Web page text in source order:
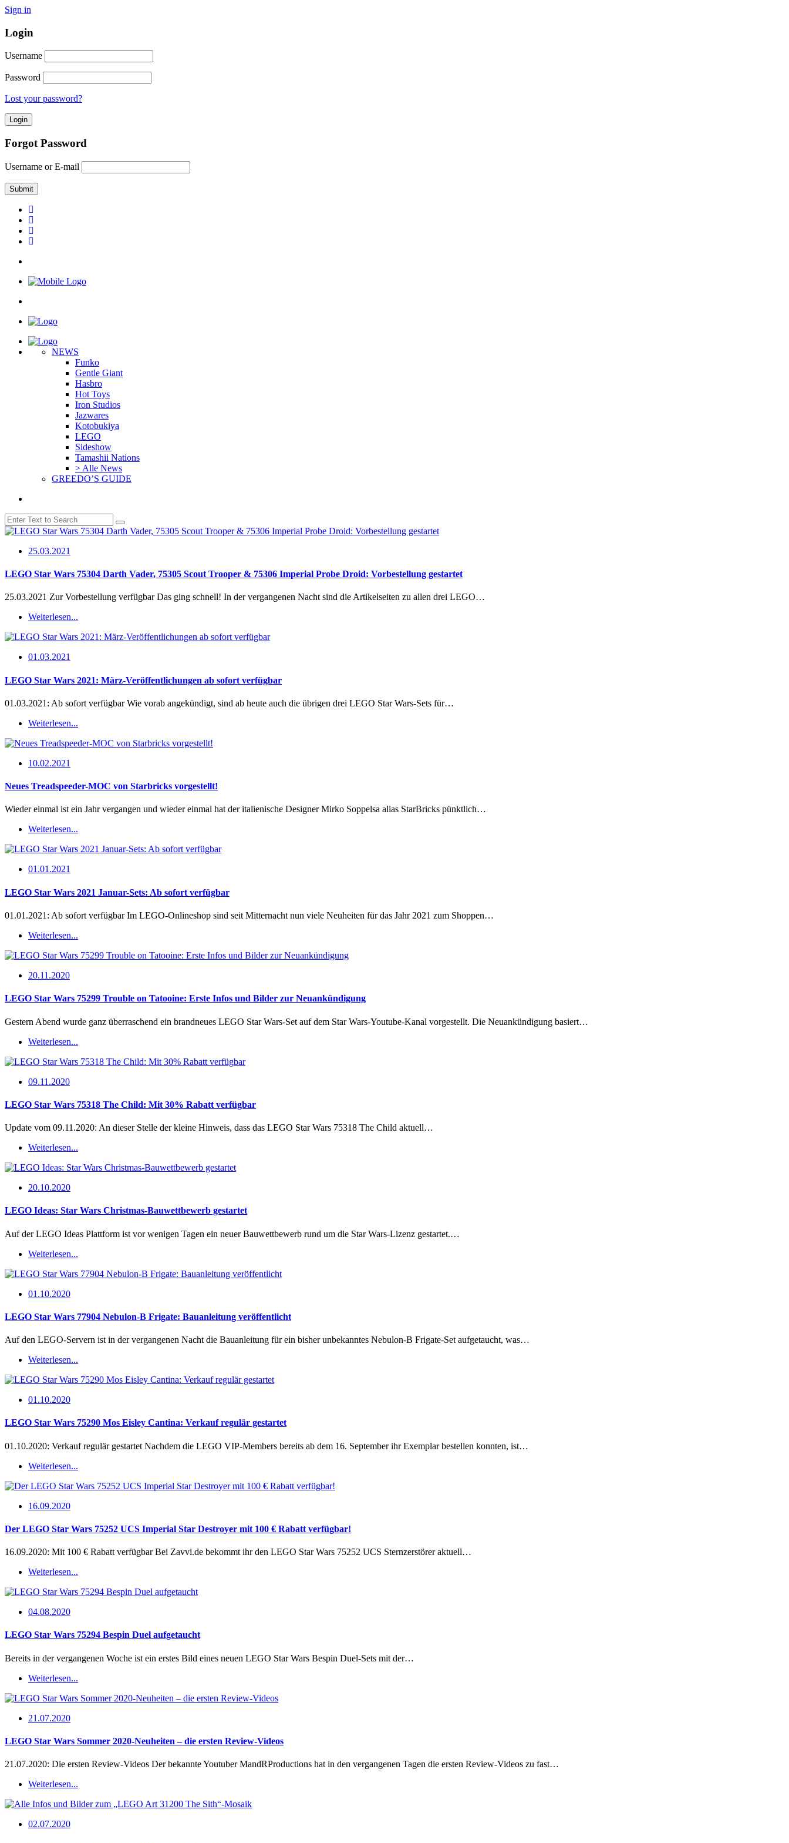
Sign in
Login
Username
Password
Lost your password?
Forgot Password
Username or E-mail
NEWS
Funko
Gentle Giant
Hasbro
Hot Toys
Iron Studios
Jazwares
Kotobukiya
LEGO
Sideshow
Tamashii Nations
> Alle News
GREEDO’S GUIDE
25.03.2021
LEGO Star Wars 75304 Darth Vader, 75305 Scout Trooper & 75306 Imperial Probe Droid: Vorbestellung gestartet
25.03.2021 Zur Vorbestellung verfügbar Das ging schnell! In der vergangenen Nacht sind die Artikelseiten zu allen drei LEGO…
Weiterlesen...
01.03.2021
LEGO Star Wars 2021: März-Veröffentlichungen ab sofort verfügbar
01.03.2021: Ab sofort verfügbar Wie vorab angekündigt, sind ab heute auch die übrigen drei LEGO Star Wars-Sets für…
Weiterlesen...
10.02.2021
Neues Treadspeeder-MOC von Starbricks vorgestellt!
Wieder einmal ist ein Jahr vergangen und wieder einmal hat der italienische Designer Mirko Soppelsa alias StarBricks pünktlich…
Weiterlesen...
01.01.2021
LEGO Star Wars 2021 Januar-Sets: Ab sofort verfügbar
01.01.2021: Ab sofort verfügbar Im LEGO-Onlineshop sind seit Mitternacht nun viele Neuheiten für das Jahr 2021 zum Shoppen…
Weiterlesen...
20.11.2020
LEGO Star Wars 75299 Trouble on Tatooine: Erste Infos und Bilder zur Neuankündigung
Gestern Abend wurde ganz überraschend ein brandneues LEGO Star Wars-Set auf dem Star Wars-Youtube-Kanal vorgestellt. Die Neuankündigung basiert…
Weiterlesen...
09.11.2020
LEGO Star Wars 75318 The Child: Mit 30% Rabatt verfügbar
Update vom 09.11.2020: An dieser Stelle der kleine Hinweis, dass das LEGO Star Wars 75318 The Child aktuell…
Weiterlesen...
20.10.2020
LEGO Ideas: Star Wars Christmas-Bauwettbewerb gestartet
Auf der LEGO Ideas Plattform ist vor wenigen Tagen ein neuer Bauwettbewerb rund um die Star Wars-Lizenz gestartet.…
Weiterlesen...
01.10.2020
LEGO Star Wars 77904 Nebulon-B Frigate: Bauanleitung veröffentlicht
Auf den LEGO-Servern ist in der vergangenen Nacht die Bauanleitung für ein bisher unbekanntes Nebulon-B Frigate-Set aufgetaucht, was…
Weiterlesen...
01.10.2020
LEGO Star Wars 75290 Mos Eisley Cantina: Verkauf regulär gestartet
01.10.2020: Verkauf regulär gestartet Nachdem die LEGO VIP-Members bereits ab dem 16. September ihr Exemplar bestellen konnten, ist…
Weiterlesen...
16.09.2020
Der LEGO Star Wars 75252 UCS Imperial Star Destroyer mit 100 € Rabatt verfügbar!
16.09.2020: Mit 100 € Rabatt verfügbar Bei Zavvi.de bekommt ihr den LEGO Star Wars 75252 UCS Sternzerstörer aktuell…
Weiterlesen...
04.08.2020
LEGO Star Wars 75294 Bespin Duel aufgetaucht
Bereits in der vergangenen Woche ist ein erstes Bild eines neuen LEGO Star Wars Bespin Duel-Sets mit der…
Weiterlesen...
21.07.2020
LEGO Star Wars Sommer 2020-Neuheiten – die ersten Review-Videos
21.07.2020: Die ersten Review-Videos Der bekannte Youtuber MandRProductions hat in den vergangenen Tagen die ersten Review-Videos zu fast…
Weiterlesen...
02.07.2020